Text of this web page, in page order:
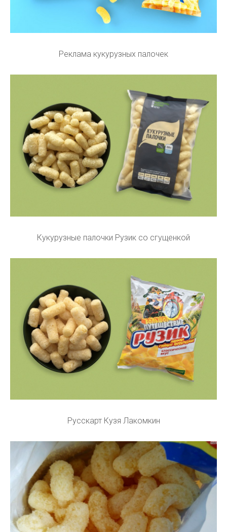
Реклама кукурузных палочек
Кукурузные палочки Рузик со сгущенкой
Русскарт Кузя Лакомкин